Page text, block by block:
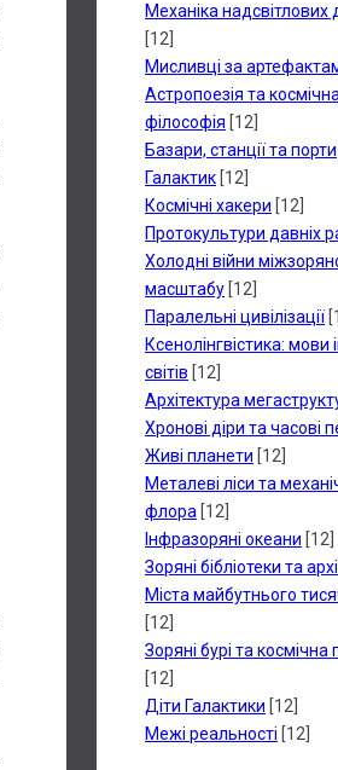
Механіка надсвітлових
[12]
Мисливці за
Астропоезія та космічна
філософія [12]
Базари, станції та порти
Галактик [12]
Космічні хакери [12]
Протокультури давніх
Холодні війни
масштабу [12]
Паралельні цивілізації
Ксенолінгвістика: мови
світів [12]
Архітектура
Хронові діри та часові
Живі планети [12]
Металеві ліси та
флора [12]
Інфразоряні океани [12]
Зоряні бібліотеки та
Міста майбутнього
[12]
Зоряні бурі та космічна
[12]
Діти Галактики [12]
Межі реальності [12]